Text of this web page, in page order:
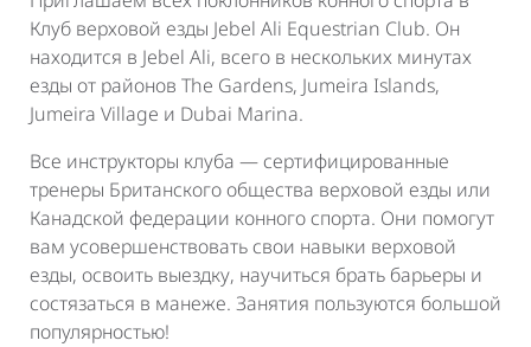
Клуб верховой езды Jebel Ali Equestrian Club. Он
находится в Jebel Ali, всего в нескольких минутах
езды от районов The Gardens, Jumeira Islands,
Jumeira Village и Dubai Marina.
Все инструкторы клуба — сертифицированные
тренеры Британского общества верховой езды или
Канадской федерации конного спорта. Они помогут
вам усовершенствовать свои навыки верховой
езды, освоить выездку, научиться брать барьеры и
состязаться в манеже. Занятия пользуются большой
популярностью!